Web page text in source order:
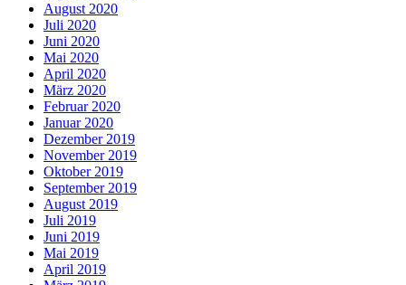
August 2020
Juli 2020
Juni 2020
Mai 2020
April 2020
März 2020
Februar 2020
Januar 2020
Dezember 2019
November 2019
Oktober 2019
September 2019
August 2019
Juli 2019
Juni 2019
Mai 2019
April 2019